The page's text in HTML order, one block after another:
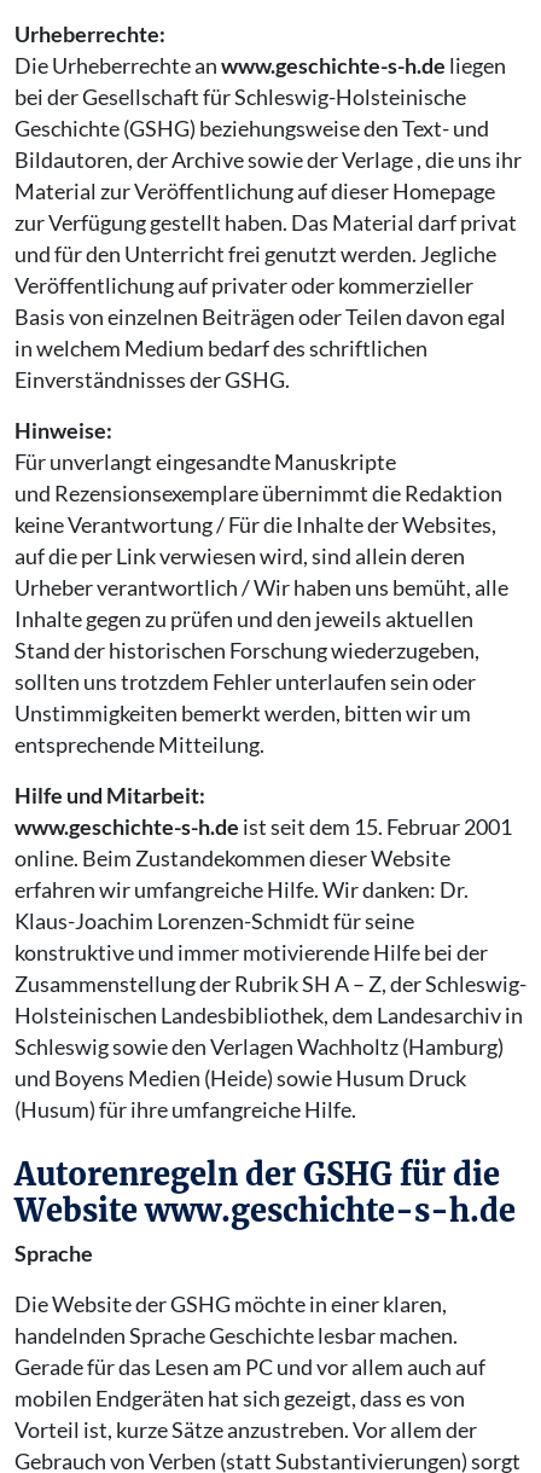
Urheberrechte:
Die Urheberrechte anwww.geschichte-s-h.de liegen
bei der Gesellschaft für Schleswig-Holsteinische
Geschichte (GSHG) beziehungsweise den Text- und
Bildautoren, der Archive sowie der Verlage , die uns ihr
Material zur Veröffentlichung auf dieser Homepage
zur Verfügung gestellt haben. Das Material darf privat
und für den Unterricht frei genutzt werden. Jegliche
Veröffentlichung auf privater oder kommerzieller
Basis von einzelnen Beiträgen oder Teilen davon egal
in welchem Medium bedarf des schriftlichen
Einverständnisses der GSHG.
Hinweise:
Für unverlangt eingesandte Manuskripte
und Rezensionsexemplare übernimmt die Redaktion
keine Verantwortung / Für die Inhalte der Websites,
auf die per Link verwiesen wird, sind allein deren
Urheber verantwortlich / Wir haben uns bemüht, alle
Inhalte gegen zu prüfen und den jeweils aktuellen
Stand der historischen Forschung wiederzugeben,
sollten uns trotzdem Fehler unterlaufen sein oder
Unstimmigkeiten bemerkt werden, bitten wir um
entsprechende Mitteilung.
Hilfe und Mitarbeit:
www.geschichte-s-h.de ist seit dem 15. Februar 2001
online. Beim Zustandekommen dieser Website
erfahren wir umfangreiche Hilfe. Wir danken: Dr.
Klaus-Joachim Lorenzen-Schmidt für seine
konstruktive und immer motivierende Hilfe bei der
Zusammenstellung der Rubrik SH A – Z, der Schleswig-
Holsteinischen Landesbibliothek, dem Landesarchiv in
Schleswig sowie den Verlagen Wachholtz (Hamburg)
und Boyens Medien (Heide) sowie Husum Druck
(Husum) für ihre umfangreiche Hilfe.
Autorenregeln der GSHG für die
Website www.geschichte-s-h.de
Sprache
Die Website der GSHG möchte in einer klaren,
handelnden Sprache Geschichte lesbar machen.
Gerade für das Lesen am PC und vor allem auch auf
mobilen Endgeräten hat sich gezeigt, dass es von
Vorteil ist, kurze Sätze anzustreben. Vor allem der
Gebrauch von Verben (statt Substantivierungen) sorgt